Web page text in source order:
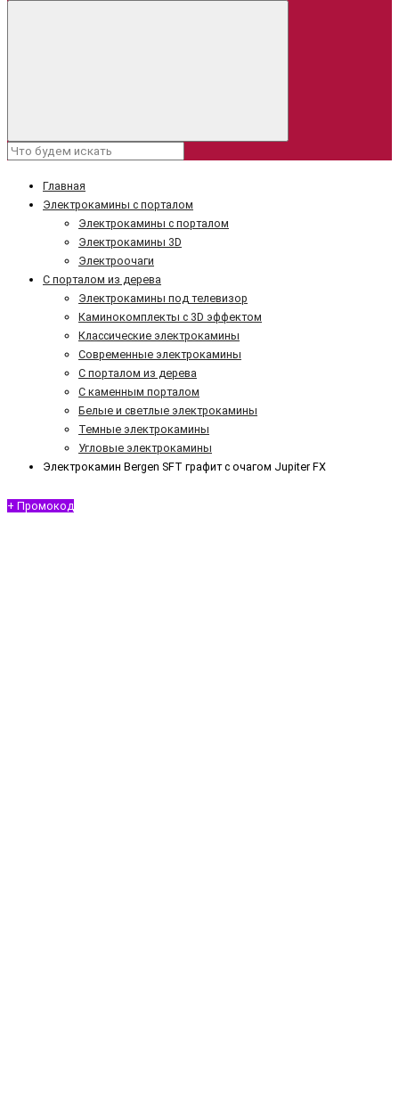
Главная
Электрокамины с порталом
Электрокамины с порталом
Электрокамины 3D
Электроочаги
С порталом из дерева
Электрокамины под телевизор
Каминокомплекты с 3D эффектом
Классические электрокамины
Современные электрокамины
С порталом из дерева
С каменным порталом
Белые и светлые электрокамины
Темные электрокамины
Угловые электрокамины
Электрокамин Bergen SFT графит с очагом Jupiter FX
+ Промокод